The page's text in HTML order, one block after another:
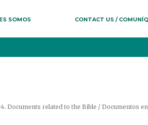
SOMOS CONTACT US /
Documents related to the Bible / Documentos